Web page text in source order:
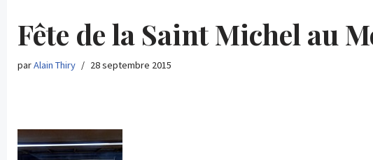
Fête de la Saint Michel au
parAlain Thiry 28 septembre 2015